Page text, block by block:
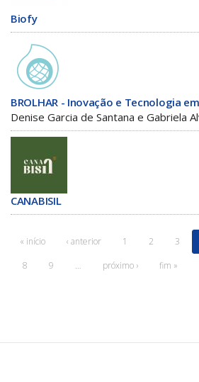
Biofy
BROLHAR - Inovação e Tecnologia
Denise Garcia de Santana e Gabriela
CANABISIL
« início ‹ anterior 1 2 3
8
9 … próximo › fim »